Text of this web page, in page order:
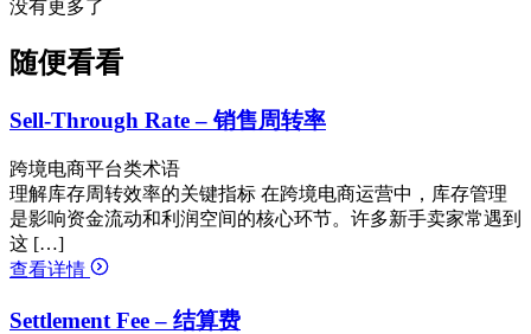
没有更多了
随便看看
Sell-Through Rate – 销售周转率
跨境电商平台类术语
理解库存周转效率的关键指标 在跨境电商运营中，库存管理
是影响资金流动和利润空间的核心环节。许多新手卖家常遇到
这 […]
查看详情
Settlement Fee – 结算费